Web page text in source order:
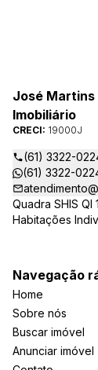
José Martins
Imobiliário
CRECI: 19000J
(61) 3322-
(61) 3322-
Quadra SHIS
Habitações
Navegação
Home
Sobre nós
Buscar imóvel
Anunciar imóvel